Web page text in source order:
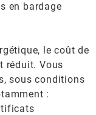
en bardage
le coût de
réduit. Vous
sous conditions
: